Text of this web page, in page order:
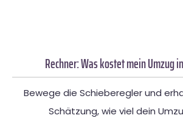
Rechner: Was kostet mein Umzug
Bewege die Schieberegler und
Schätzung, wie viel dein